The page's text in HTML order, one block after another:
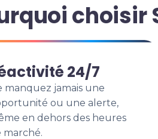
choisir
24/7
manquez jamais une
ou une alerte,
en dehors des heures
marché.